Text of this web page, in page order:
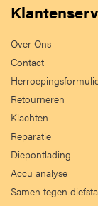
Over Ons
Contact
Retourneren
Klachten
Reparatie
Diepontlading
Accu analyse
Samen tegen